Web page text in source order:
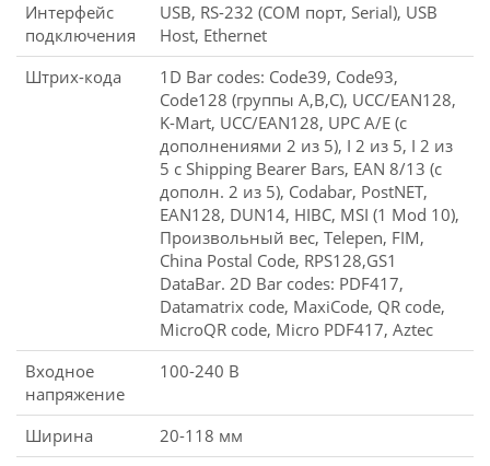
Интерфейс
подключения
USB, RS-232 (COM порт, Serial), USB
Host, Ethernet
Штрих-кода
1D Bar codes: Code39, Code93,
Code128 (группы A,B,C), UCC/EAN128,
K-Mart, UCC/EAN128, UPC A/E (c
дополнениями 2 из 5), I 2 из 5, I 2 из
5 с Shipping Bearer Bars, EAN 8/13 (с
дополн. 2 из 5), Codabar, PostNET,
EAN128, DUN14, HIBC, MSI (1 Mod 10),
Произвольный вес, Telepen, FIM,
China Postal Code, RPS128,GS1
DataBar. 2D Bar codes: PDF417,
Datamatrix code, MaxiCode, QR code,
MicroQR code, Micro PDF417, Aztec
Входное
напряжение
100-240 В
Ширина 20-118 мм